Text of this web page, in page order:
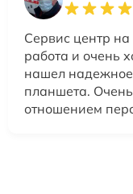
Сервис центр
работа и очень
нашел надежное
планшета.
отношением